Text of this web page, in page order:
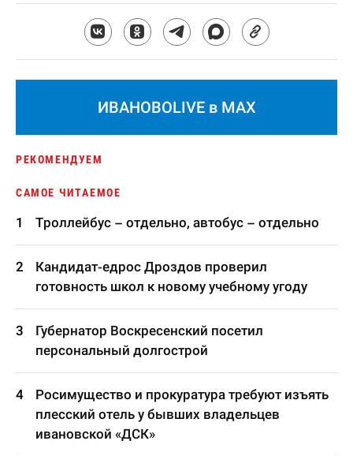
ИВАНОВОLIVE в MAX
РЕКОМЕНДУЕМ
САМОЕ ЧИТАЕМОЕ
Троллейбус – отдельно, автобус – отдельно
Кандидат-едрос Дроздов проверил
готовность школ к новому учебному угоду
Губернатор Воскресенский посетил
персональный долгострой
Росимущество и прокуратура требуют изъять
плесский отель у бывших владельцев
ивановской «ДСК»